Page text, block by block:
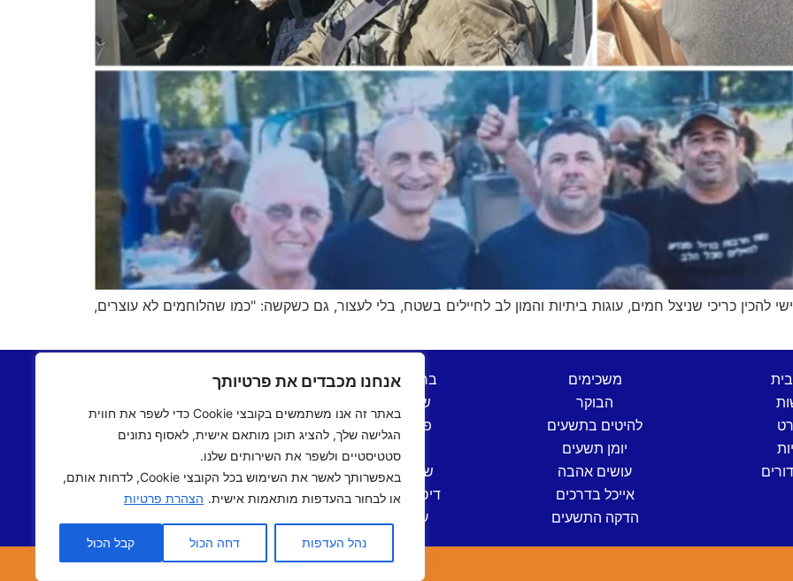
אנחנו מכבדים את פרטיותך
באתר זה אנו משתמשים בקובצי Cookie כדי לשפר את חווית
הגלישה שלך, להציג תוכן מותאם אישית, לאסוף נתונים
סטטיסטיים ולשפר את השירותים שלנו.
באפשרותך לאשר את השימוש בכל הקובצי Cookie, לדחות אותם,
או לבחור בהעדפות מותאמות אישית. הצהרת פרטיות
נהל העדפות דחה הכול קבל הכול
שישי להכין כריכי שניצל חמים, עוגות ביתיות והמון לב לחיילים בשטח, בלי לעצור, גם כשקשה: "כמו שהלוחמים לא עוצרים,
משכימים
הבוקר
להיטים בתשעים
יומן תשעים
עושים אהבה
אייכל בדרכים
הדקה התשעים
ברהנו בתשעים
שש בתשעים
פותחים שישי
שישי אישי
שישי ים תיכוני
דיסק קלאב שואו
ערב ישראלי
יצירת קשר
מדיניות פרטיות
הצהרת נגישות